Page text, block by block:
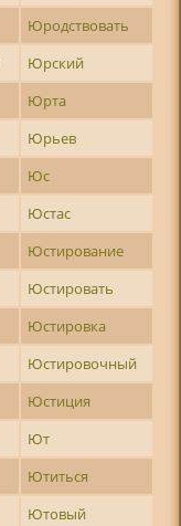
Юродствовать
Юрский
Юрта
Юрьев
Юс
Юстас
Юстирование
Юстировать
Юстировка
Юстировочный
Юстиция
Ют
Ютиться
Ютовый